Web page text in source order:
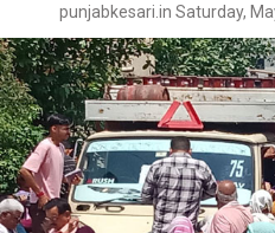
punjabkesari.in Saturday,